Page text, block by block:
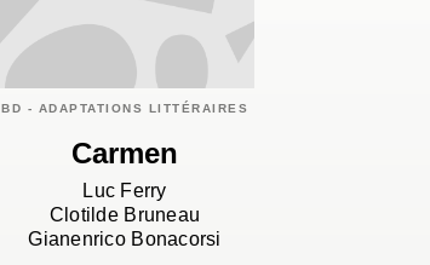
BD - ADAPTATIONS LITTÉRAIRES
Carmen
Luc Ferry
Clotilde Bruneau
Gianenrico Bonacorsi